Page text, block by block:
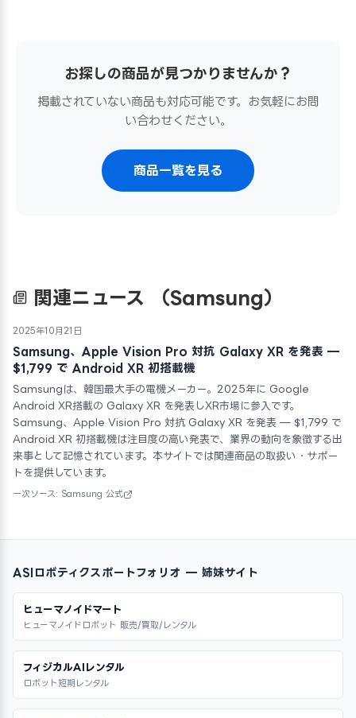
お探しの商品が見つかりませんか？
掲載されていない商品も対応可能です。お気軽にお問
い合わせください。
商品一覧を見る
関連ニュース （Samsung）
2025年10月21日
Samsung、Apple Vision Pro 対抗 Galaxy XR を発表 —
$1,799 で Android XR 初搭載機
Samsungは、韓国最大手の電機メーカー。2025年に Google
Android XR搭載の Galaxy XR を発表しXR市場に参入です。
Samsung、Apple Vision Pro 対抗 Galaxy XR を発表 — $1,799 で
Android XR 初搭載機は注目度の高い発表で、業界の動向を象徴する出
来事として記憶されています。本サイトでは関連商品の取扱い・サポー
トを提供しています。
一次ソース: Samsung 公式
ASIロボティクスポートフォリオ — 姉妹サイト
ヒューマノイドマート
ヒューマノイドロボット 販売/買取/レンタル
フィジカルAIレンタル
ロボット短期レンタル